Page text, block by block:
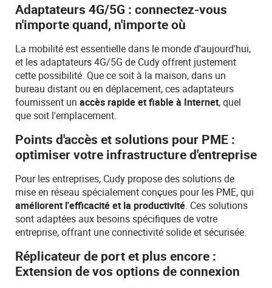
Adaptateurs 4G/5G : connectez-vous
n'importe quand, n'importe où
La mobilité est essentielle dans le monde d'aujourd'hui,
et les adaptateurs 4G/5G de Cudy offrent justement
cette possibilité. Que ce soit à la maison, dans un
bureau distant ou en déplacement, ces adaptateurs
fournissent un accès rapide et fiable à Internet, quel
que soit l'emplacement.
Points d'accès et solutions pour PME :
optimiser votre infrastructure d'entreprise
Pour les entreprises, Cudy propose des solutions de
mise en réseau spécialement conçues pour les PME, qui
améliorent l'efficacité et la productivité. Ces solutions
sont adaptées aux besoins spécifiques de votre
entreprise, offrant une connectivité solide et sécurisée.
Réplicateur de port et plus encore :
Extension de vos options de connexion